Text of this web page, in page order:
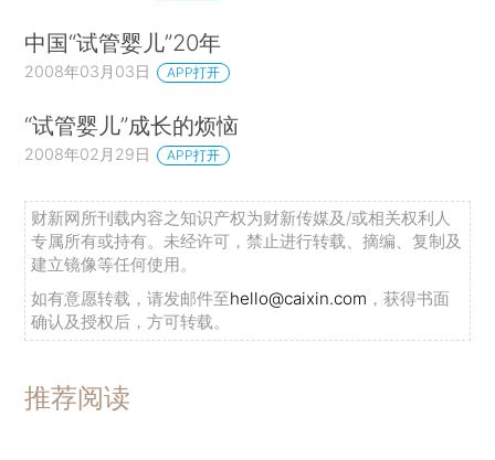
中国“试管婴儿”20年
2008年03月03日 APP打开
“试管婴儿”成长的烦恼
2008年02月29日 APP打开
财新网所刊载内容之知识产权为财新传媒及/或相关权利人
专属所有或持有。未经许可，禁止进行转载、摘编、复制及
建立镜像等任何使用。
如有意愿转载，请发邮件至hello@caixin.com ，获得书面
确认及授权后，方可转载。
推荐阅读